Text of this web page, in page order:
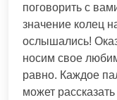
поговорить с
значение колец
ослышались!
носим свое
равно. Каждое
может